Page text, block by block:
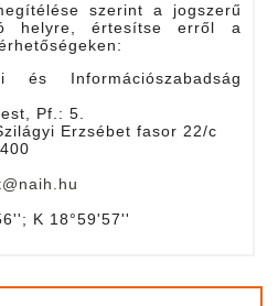
szerint a jogszerű
helyre, értesítse erről a
és Információszabadság
Pf.: 5.
Erzsébet fasor 22/c
K 18°59'57''